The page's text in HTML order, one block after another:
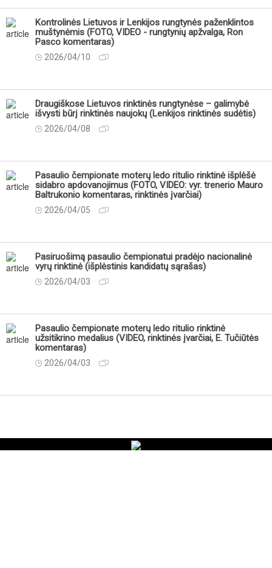
Kontrolinės Lietuvos ir Lenkijos rungtynės paženklintos
muštynėmis (FOTO, VIDEO - rungtynių apžvalga, Ron
Pasco komentaras)
2026/04/10
Draugiškose Lietuvos rinktinės rungtynėse – galimybė
išvysti būrį rinktinės naujokų (Lenkijos rinktinės sudėtis)
2026/04/08
Pasaulio čempionate moterų ledo ritulio rinktinė išplėšė
sidabro apdovanojimus (FOTO, VIDEO: vyr. trenerio Mauro
Baltrukonio komentaras, rinktinės įvarčiai)
2026/04/05
Pasiruošimą pasaulio čempionatui pradėjo nacionalinė
vyrų rinktinė (išplėstinis kandidatų sąrašas)
2026/04/03
Pasaulio čempionate moterų ledo ritulio rinktinė
užsitikrino medalius (VIDEO, rinktinės įvarčiai, E. Tučiūtės
komentaras)
2026/04/03